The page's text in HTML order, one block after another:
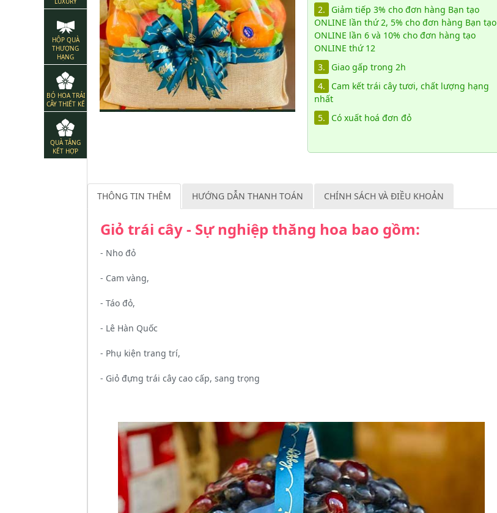
HỘP QUÀ
THƯỢNG
HẠNG
BÓ HOA TRÁI
CÂY THIẾT KẾ
QUÀ TẶNG
KẾT HỢP
2.
Giảm tiếp 3% cho đơn hàng Bạn tạo
ONLINE lần thứ 2, 5% cho đơn hàng Bạn tạo
ONLINE lần 6 và 10% cho đơn hàng tạo
ONLINE thứ 12
3.
Giao gấp trong 2h
4.
Cam kết trái cây tươi, chất lượng hạng
nhất
5.
Có xuất hoá đơn đỏ
THÔNG TIN THÊM HƯỚNG DẪN THANH TOÁN CHÍNH SÁCH VÀ ĐIỀU KHOẢN
Giỏ trái cây - Sự nghiệp thăng hoa bao gồm:
- Nho đỏ
- Cam vàng,
- Táo đỏ,
- Lê Hàn Quốc
- Phụ kiện trang trí,
- Giỏ đựng trái cây cao cấp, sang trọng